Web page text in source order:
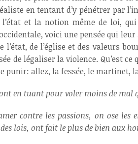
en tentant d’y pénétrer par
et la notion même de loi,
voici une pensée qui
l’état, de l’église et des valeurs
de légaliser la violence. Qu’est
punir: allez, la fessée, le martinet,
en tuant pour voler moins de mal
contre les passions, on ose
lois, ont fait le plus de bien aux